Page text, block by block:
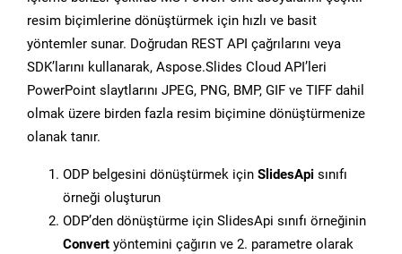
resim biçimlerine dönüştürmek için hızlı ve basit
yöntemler sunar. Doğrudan REST API çağrılarını veya
SDK’larını kullanarak, Aspose.Slides Cloud API’leri
PowerPoint slaytlarını JPEG, PNG, BMP, GIF ve TIFF dahil
olmak üzere birden fazla resim biçimine dönüştürmenize
olanak tanır.
ODP belgesini dönüştürmek için SlidesApi sınıfı
örneği oluşturun
ODP’den dönüştürme için SlidesApi sınıfı örneğinin
Convert yöntemini çağırın ve 2. parametre olarak